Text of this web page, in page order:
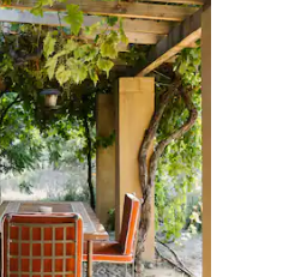
共 143 条评价